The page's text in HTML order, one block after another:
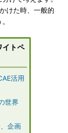
けた時、一般的
イトペ
活用
世界
企画